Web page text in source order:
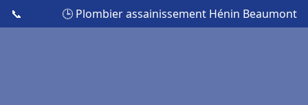
📞 🕒 Plombier assainissement Hénin Beaumont